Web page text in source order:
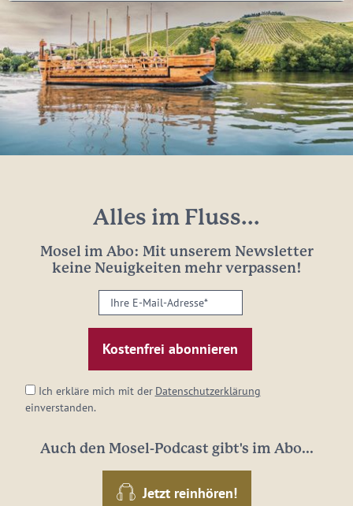
Alles im Fluss...
Mosel im Abo: Mit unserem Newsletter
keine Neuigkeiten mehr verpassen!
Ihre
E-
Mail-
Adresse:
Ich erkläre mich mit der Datenschutzerklärung
einverstanden.
Auch den Mosel-Podcast gibt's im Abo...
Jetzt reinhören!